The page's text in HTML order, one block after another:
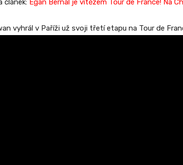
článek: Egan Bernal je vítězem Tour de France! Na
vyhrál v Paříži už svoji třetí etapu na Tour de